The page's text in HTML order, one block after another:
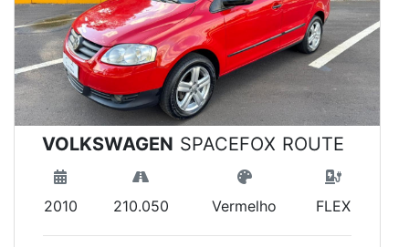
VOLKSWAGEN SPACEFOX ROUTE
2010 210.050 Vermelho FLEX